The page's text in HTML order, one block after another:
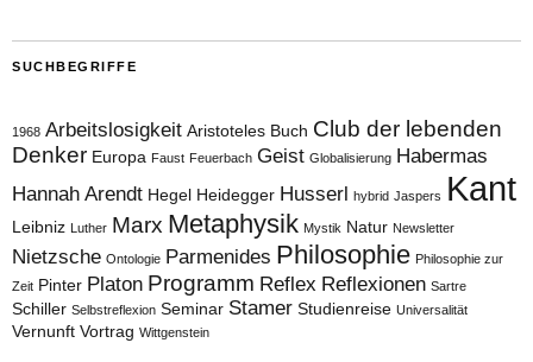
SUCHBEGRIFFE
1968 Arbeitslosigkeit Aristoteles Buch Club der lebenden
Denker Europa Faust Feuerbach Geist Globalisierung Habermas
Hannah Arendt Hegel Heidegger Husserl hybrid Jaspers Kant
Leibniz Luther Marx Metaphysik Mystik Natur Newsletter
Nietzsche Ontologie Parmenides Philosophie Philosophie zur
Zeit Pinter Platon Programm Reflex Reflexionen Sartre
Schiller Selbstreflexion Seminar Stamer Studienreise Universalität
Vernunft Vortrag Wittgenstein